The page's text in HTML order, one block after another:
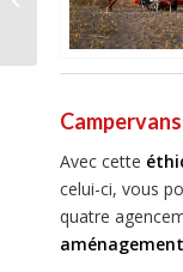
Avec cette
celui-ci, vous
quatre
Boxer